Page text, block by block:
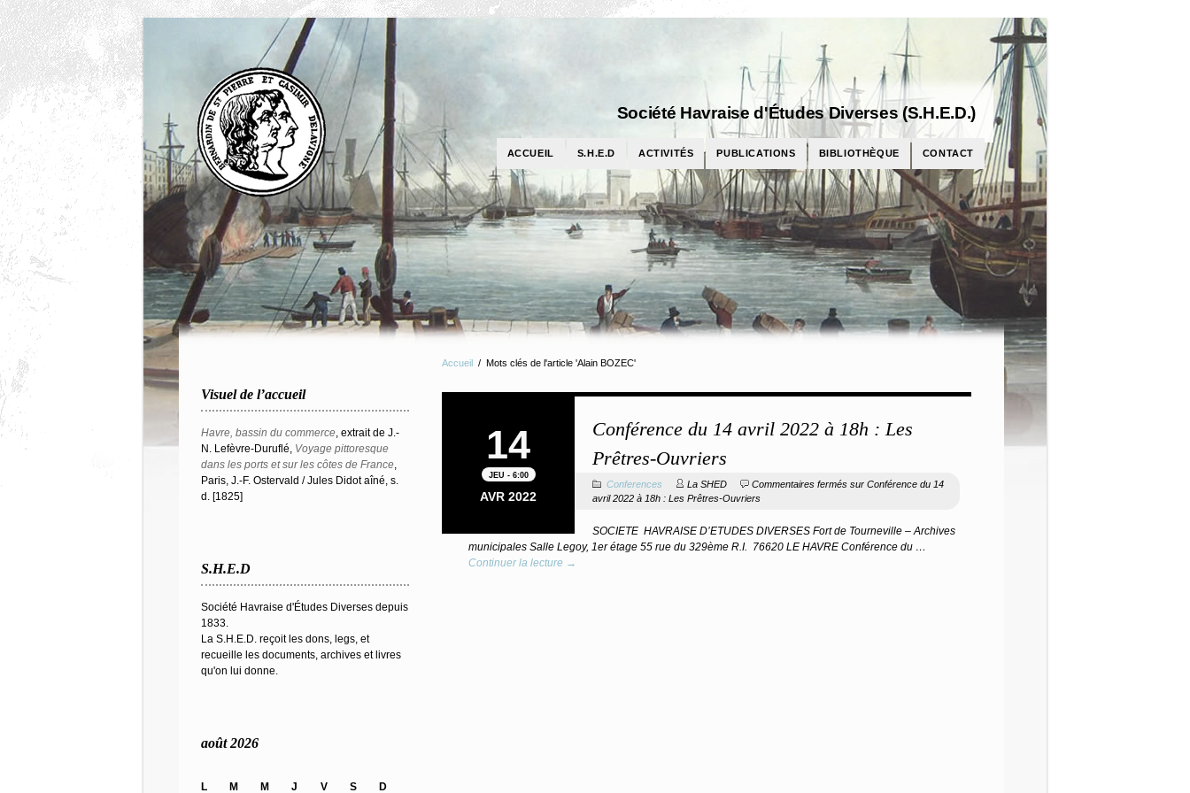
Société Havraise d'Études Diverses (S.H.E.D.)
ACCUEIL S.H.E.D ACTIVITÉS PUBLICATIONS BIBLIOTHÈQUE CONTACT
Accueil / Mots clés de l'article 'Alain BOZEC'
14
JEU - 6:00
AVR 2022
Conférence du 14 avril 2022 à 18h : Les
Prêtres-Ouvriers
Conferences La SHED Commentaires fermés sur Conférence du 14
avril 2022 à 18h : Les Prêtres-Ouvriers
SOCIETE HAVRAISE D’ETUDES DIVERSES Fort de Tourneville – Archives
municipales Salle Legoy, 1er étage 55 rue du 329ème R.I. 76620 LE HAVRE Conférence du …
Continuer la lecture →
Visuel de l’accueil
Havre, bassin du commerce, extrait de J.-
N. Lefèvre-Duruflé, Voyage pittoresque
dans les ports et sur les côtes de France,
Paris, J.-F. Ostervald / Jules Didot aîné, s.
d. [1825]
S.H.E.D
Société Havraise d'Études Diverses depuis
1833.
La S.H.E.D. reçoit les dons, legs, et
recueille les documents, archives et livres
qu'on lui donne.
août 2026
L M M J V S D